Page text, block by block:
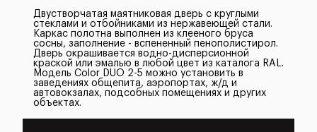
Двустворчатая маятниковая дверь с круглыми
стеклами и отбойниками из нержавеющей стали.
Каркас полотна выполнен из клееного бруса
сосны, заполнение - вспененный пенополистирол.
Дверь окрашивается водно-дисперсионной
краской или эмалью в любой цвет из каталога RAL.
Модель Color DUO 2-5 можно установить в
заведениях общепита, аэропортах, ж/д и
автовокзалах, подсобных помещениях и других
объектах.